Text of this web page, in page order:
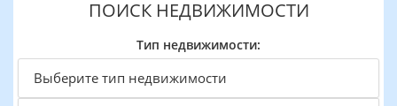
ПОИСК НЕДВИЖИМОСТИ
Тип недвижимости: